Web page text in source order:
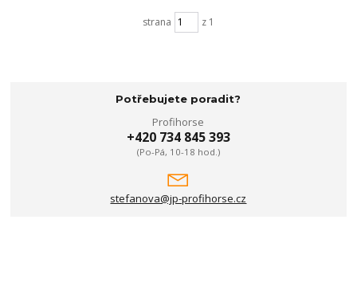
strana z 1
Potřebujete poradit?
Profihorse
+420 734 845 393
(Po-Pá, 10-18 hod.)
stefanova@jp-profihorse.cz